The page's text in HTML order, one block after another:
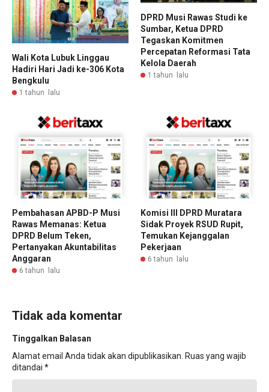
Wali Kota Lubuk Linggau
Hadiri Hari Jadi ke-306 Kota
Bengkulu
1 tahun lalu
DPRD Musi Rawas Studi ke
Sumbar, Ketua DPRD
Tegaskan Komitmen
Percepatan Reformasi Tata
Kelola Daerah
1 tahun lalu
Pembahasan APBD-P Musi
Rawas Memanas: Ketua
DPRD Belum Teken,
Pertanyakan Akuntabilitas
Anggaran
6 tahun lalu
Komisi III DPRD Muratara
Sidak Proyek RSUD Rupit,
Temukan Kejanggalan
Pekerjaan
6 tahun lalu
Tidak ada komentar
Tinggalkan Balasan
Alamat email Anda tidak akan dipublikasikan. Ruas yang wajib
ditandai *